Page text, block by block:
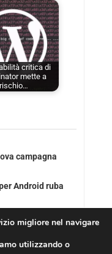
critica di
mette a
rischio…
campagna
Android ruba
migliore nel navigare
utilizzando o